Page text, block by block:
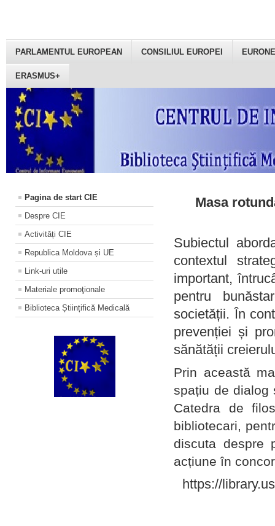
PARLAMENTUL EUROPEAN CONSILIUL EUROPEI
ERASMUS+
Pagina de start CIE
Despre CIE
Activități CIE
Republica Moldova și UE
Link-uri utile
Materiale promoţionale
Biblioteca Științifică Medicală
Masa
Subiectul
contextul
important,
pentru
societății. În
prevenției și
sănătății
Prin această
spațiu de dialog
Catedra de
bibliotecari,
discuta despre
acțiune în
https://